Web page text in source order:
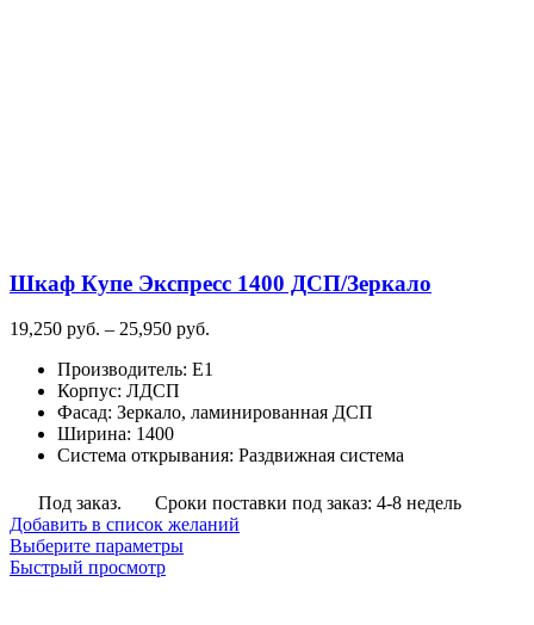
Шкаф Купе Экспресс 1400 ДСП/Зеркало
19,250 руб. – 25,950 руб.
19,250
–
руб.
Производитель: E1
Корпус: ЛДСП
Фасад: Зеркало, ламинированная ДСП
Ширина: 1400
Система открывания: Раздвижная система
Под заказ.
Сроки поставки под заказ: 4-8 недель
Добавить в список желаний
Выберите параметрыЭтот
Быстрый просмотр